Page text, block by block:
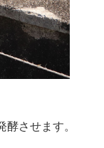
させます。